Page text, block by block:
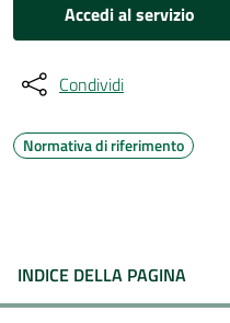
Accedi al servizio
Condividi
Normativa di riferimento
INDICE DELLA PAGINA